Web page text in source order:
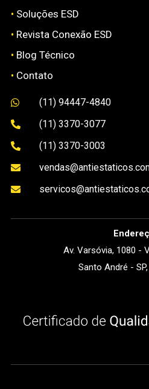
• Soluções ESD
• Revista Conexão ESD
• Blog Técnico
• Contato
 (11) 94447-4840
 (11) 3370-3077
 (11) 3370-3003


Av. Varsóvia, 1080 -
Santo André -